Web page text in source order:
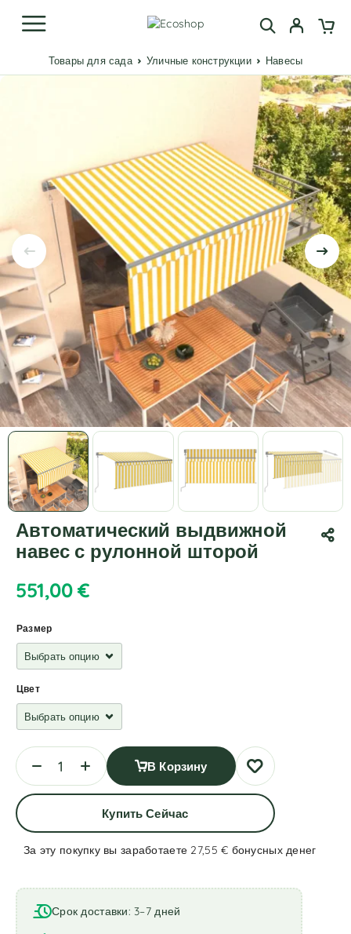
Товары для сада Уличные конструкции Навесы
Автоматический выдвижной
навес с рулонной шторой
551,00€
Размер
Цвет
В Корзину
Купить Сейчас
За эту покупку вы заработаете 27,55 € бонусных денег
l
t
e
Срок доставки: 3–7 дней